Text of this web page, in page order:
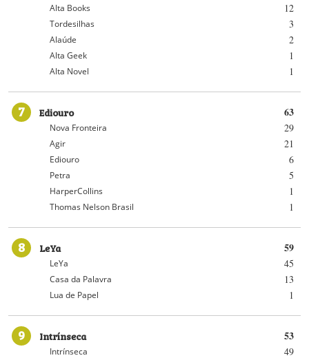
12
Alta Books
3
Tordesilhas
2
Alaúde
1
Alta Geek
1
Alta Novel
7 63
Ediouro
29
Nova Fronteira
21
Agir
6
Ediouro
5
Petra
1
HarperCollins
1
Thomas Nelson Brasil
8 59
LeYa
45
LeYa
13
Casa da Palavra
1
Lua de Papel
9 53
Intrínseca
49
Intrínseca